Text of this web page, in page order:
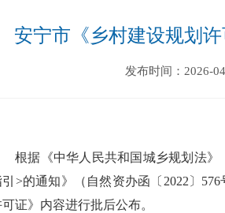
安宁市《乡村建设规划许
发布时间：2026-
根据《中华人民共和国城乡规划法
引>的通知》（自然资办函〔2022〕
证》内容进行批后公布。